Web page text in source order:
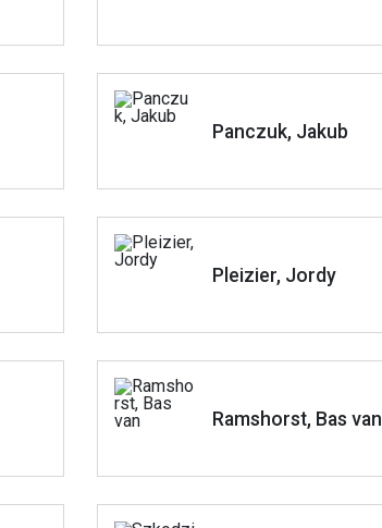
Panczuk, Jakub
Pleizier, Jordy
Ramshorst, Bas van